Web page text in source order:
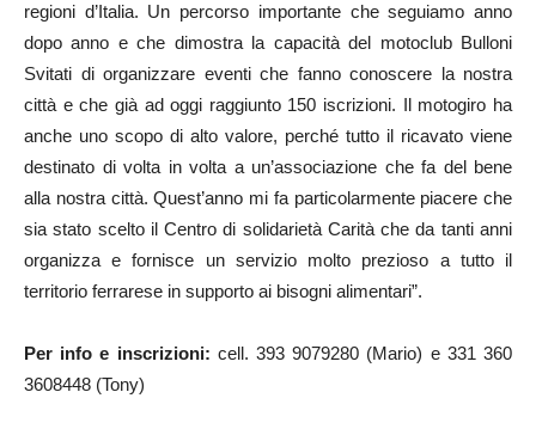
regioni d’Italia. Un percorso importante che seguiamo anno
dopo anno e che dimostra la capacità del motoclub Bulloni
Svitati di organizzare eventi che fanno conoscere la nostra
città e che già ad oggi raggiunto 150 iscrizioni. Il motogiro ha
anche uno scopo di alto valore, perché tutto il ricavato viene
destinato di volta in volta a un’associazione che fa del bene
alla nostra città. Quest’anno mi fa particolarmente piacere che
sia stato scelto il Centro di solidarietà Carità che da tanti anni
organizza e fornisce un servizio molto prezioso a tutto il
territorio ferrarese in supporto ai bisogni alimentari”.
Per info e inscrizioni: cell. 393 9079280 (Mario) e 331 360
3608448 (Tony)